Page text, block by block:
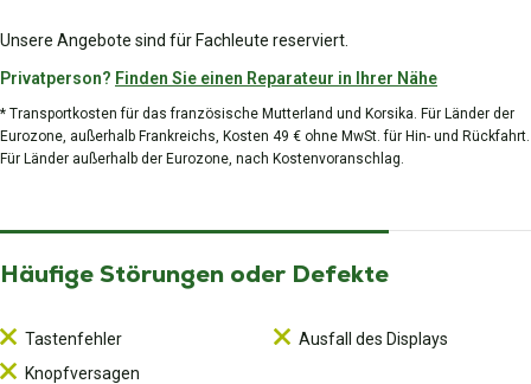
Unsere Angebote sind für Fachleute reserviert.
Privatperson? Finden Sie einen Reparateur in Ihrer Nähe
* Transportkosten für das französische Mutterland und Korsika. Für Länder der
Eurozone, außerhalb Frankreichs, Kosten 49 € ohne MwSt. für Hin- und Rückfahrt.
Für Länder außerhalb der Eurozone, nach Kostenvoranschlag.
Häufige Störungen oder Defekte
Tastenfehler
Knopfversagen
Ausfall des Displays